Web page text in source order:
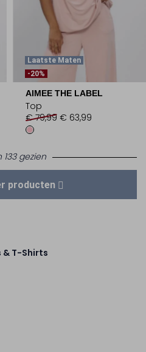
Laatste Maten
-20%
AIMEE THE LABEL
Top
€ 79,99 € 63,99
133 gezien
producten
& T-Shirts